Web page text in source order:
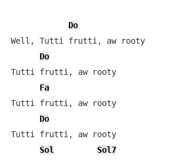
Do
Well, Tutti frutti, aw rooty
Do
Tutti frutti, aw rooty
Fa
Tutti frutti, aw rooty
Do
Tutti frutti, aw rooty
Sol
Sol7